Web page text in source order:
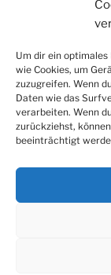
Um dir ein
wie Cookies, um
zuzugreifen. Wenn
Daten wie das
verarbeiten. Wenn
zurückziehst,
beeinträchtigt
GMBH & CO.
Alle
Richtigkeit und
Inhalte dienen
keine